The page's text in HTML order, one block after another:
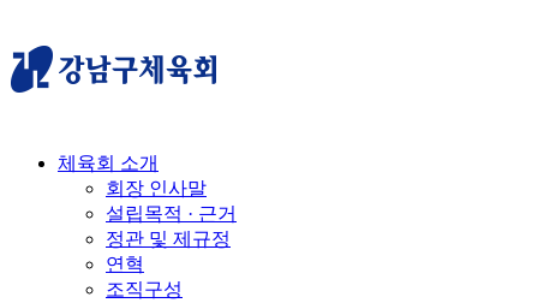
체육회 소개
회장 인사말
설립목적 · 근거
정관 및 제규정
연혁
조직구성